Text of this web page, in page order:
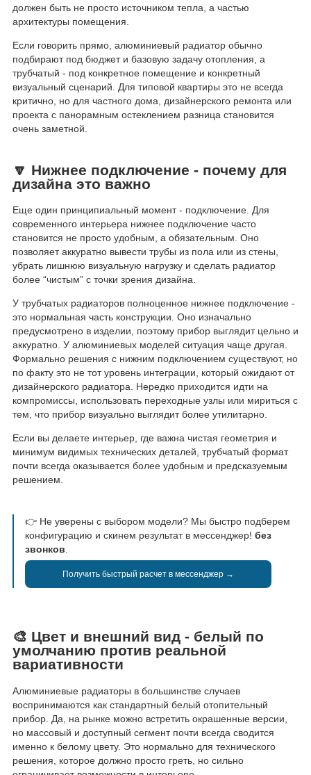
должен быть не просто источником тепла, а частью
архитектуры помещения.
Если говорить прямо, алюминиевый радиатор обычно
подбирают под бюджет и базовую задачу отопления, а
трубчатый - под конкретное помещение и конкретный
визуальный сценарий. Для типовой квартиры это не всегда
критично, но для частного дома, дизайнерского ремонта или
проекта с панорамным остеклением разница становится
очень заметной.
🔽 Нижнее подключение - почему для
дизайна это важно
Еще один принципиальный момент - подключение. Для
современного интерьера нижнее подключение часто
становится не просто удобным, а обязательным. Оно
позволяет аккуратно вывести трубы из пола или из стены,
убрать лишнюю визуальную нагрузку и сделать радиатор
более “чистым” с точки зрения дизайна.
У трубчатых радиаторов полноценное нижнее подключение -
это нормальная часть конструкции. Оно изначально
предусмотрено в изделии, поэтому прибор выглядит цельно и
аккуратно. У алюминиевых моделей ситуация чаще другая.
Формально решения с нижним подключением существуют, но
по факту это не тот уровень интеграции, который ожидают от
дизайнерского радиатора. Нередко приходится идти на
компромиссы, использовать переходные узлы или мириться с
тем, что прибор визуально выглядит более утилитарно.
Если вы делаете интерьер, где важна чистая геометрия и
минимум видимых технических деталей, трубчатый формат
почти всегда оказывается более удобным и предсказуемым
решением.
👉 Не уверены с выбором модели? Мы быстро подберем
конфигурацию и скинем результат в мессенджер! без
звонков.
Получить быстрый расчет в мессенджер →
🎨 Цвет и внешний вид - белый по
умолчанию против реальной
вариативности
Алюминиевые радиаторы в большинстве случаев
воспринимаются как стандартный белый отопительный
прибор. Да, на рынке можно встретить окрашенные версии,
но массовый и доступный сегмент почти всегда сводится
именно к белому цвету. Это нормально для технического
решения, которое должно просто греть, но сильно